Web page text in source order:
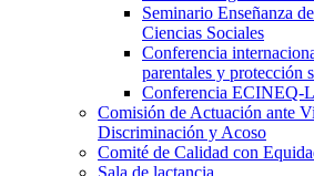
Seminario Enseñanza
Ciencias Sociales
Conferencia
parentales y protección
Conferencia ECINEQ-
Comisión de Actuación ante
Discriminación y Acoso
Comité de Calidad con
Sala de lactancia